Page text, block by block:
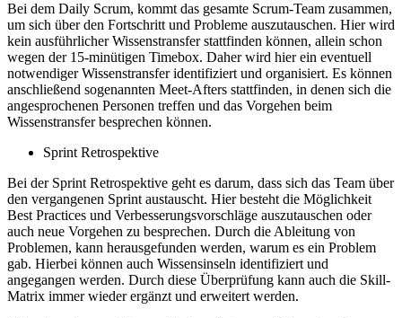
Bei dem Daily Scrum, kommt das gesamte Scrum-Team zusammen,
um sich über den Fortschritt und Probleme auszutauschen. Hier wird
kein ausführlicher Wissenstransfer stattfinden können, allein schon
wegen der 15-minütigen Timebox. Daher wird hier ein eventuell
notwendiger Wissenstransfer identifiziert und organisiert. Es können
anschließend sogenannten Meet-Afters stattfinden, in denen sich die
angesprochenen Personen treffen und das Vorgehen beim
Wissenstransfer besprechen können.
Sprint Retrospektive
Bei der Sprint Retrospektive geht es darum, dass sich das Team über
den vergangenen Sprint austauscht. Hier besteht die Möglichkeit
Best Practices und Verbesserungsvorschläge auszutauschen oder
auch neue Vorgehen zu besprechen. Durch die Ableitung von
Problemen, kann herausgefunden werden, warum es ein Problem
gab. Hierbei können auch Wissensinseln identifiziert und
angegangen werden. Durch diese Überprüfung kann auch die Skill-
Matrix immer wieder ergänzt und erweitert werden.